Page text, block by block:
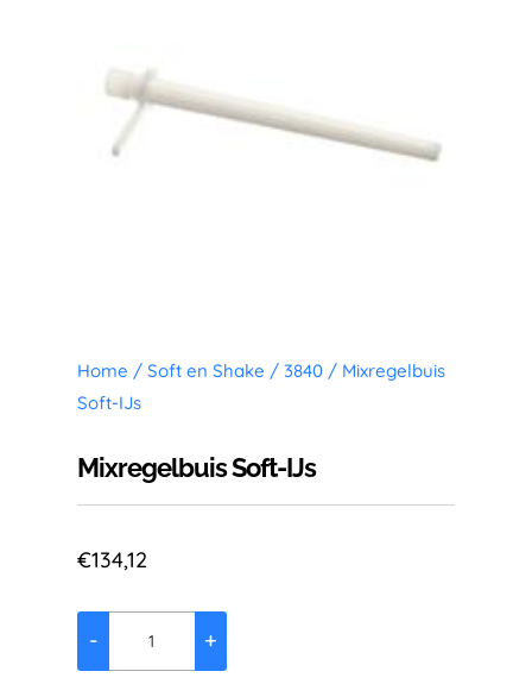
Home / Soft en Shake / 3840/ Mixregelbuis
Soft-IJs
Mixregelbuis Soft-IJs
€134,12
Mixregelbuis
- +